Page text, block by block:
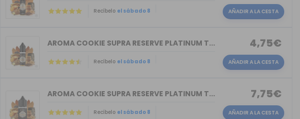
Recíbelo el sábado 8 AÑADIR A LA CESTA
AROMA COOKIE SUPRA RESERVE PLATINUM T...
Recíbelo el sábado 8
4,75€
AÑADIR A LA CESTA
AROMA COOKIE SUPRA RESERVE PLATINUM T...
Recíbelo el sábado 8
7,75€
AÑADIR A LA CESTA